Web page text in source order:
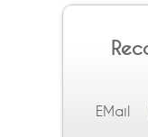
EMail